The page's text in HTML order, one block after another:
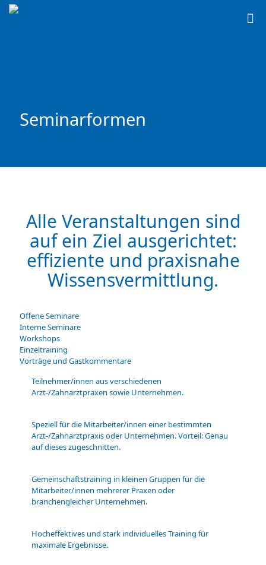
Seminarformen
Alle Veranstaltungen sind
auf ein Ziel ausgerichtet:
effiziente und praxisnahe
Wissensvermittlung.
Offene Seminare
Interne Seminare
Workshops
Einzeltraining
Vorträge und Gastkommentare
Teilnehmer/innen aus verschiedenen
Arzt-/Zahnarztpraxen sowie Unternehmen.
Speziell für die Mitarbeiter/innen einer bestimmten
Arzt-/Zahnarztpraxis oder Unternehmen. Vorteil: Genau
auf dieses zugeschnitten.
Gemeinschaftstraining in kleinen Gruppen für die
Mitarbeiter/innen mehrerer Praxen oder
branchengleicher Unternehmen.
Hocheffektives und stark individuelles Training für
maximale Ergebnisse.